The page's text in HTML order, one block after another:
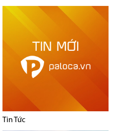
Tin Tức